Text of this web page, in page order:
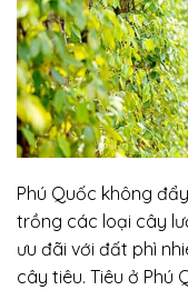
Phú Quốc không
trồng các loại cây
ưu đãi với đất phì
cây tiêu. Tiêu ở Phú